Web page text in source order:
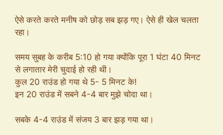
ऐसे करते करते मनीष को छोड़ सब झड़ गए। ऐसे ही खेल चलता
रहा।
समय सुबह के करीब 5:10 हो गया क्योंकि पूरा 1 घंटा 40 मिनट
से लगातार मेरी चुदाई हो रही थी।
कुल 20 राउंड हो गया थे 5- 5 मिनट के!
इन 20 राउंड में सबने 4-4 बार मुझे चोदा था।
सबके 4-4 राउंड में संजय 3 बार झड़ गया था।